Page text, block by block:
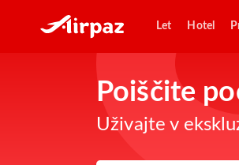
Let Hotel
Poiščite
Uživajte v